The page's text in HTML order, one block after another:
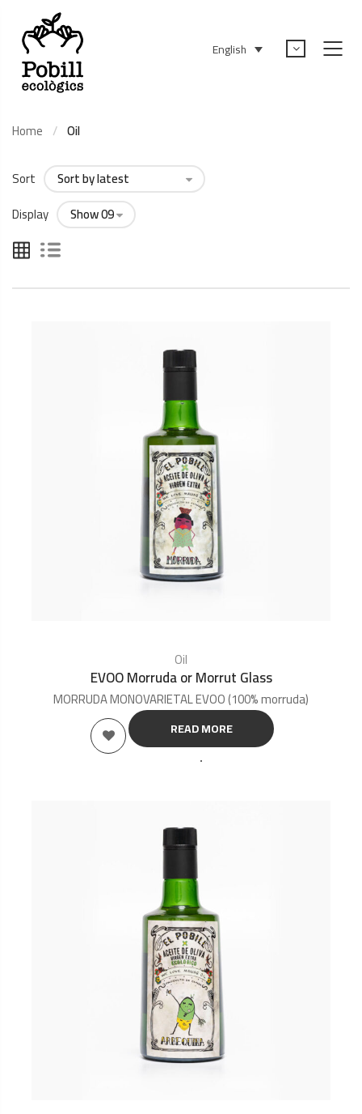
English
Home Oil
Sort
Display
Oil
EVOO Morruda or Morrut Glass
MORRUDA MONOVARIETAL EVOO (100% morruda)
READ MORE